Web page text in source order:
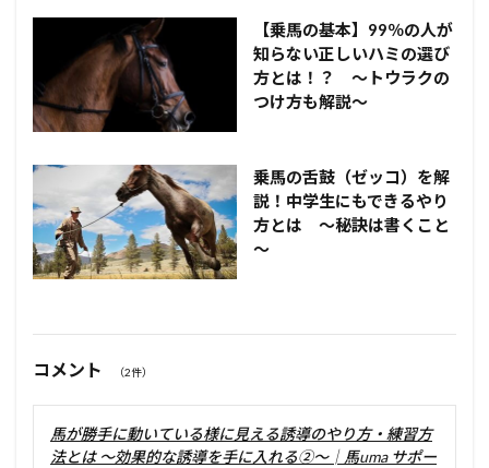
【乗馬の基本】99％の人が
知らない正しいハミの選び
方とは！？ ～トウラクの
つけ方も解説～
乗馬の舌鼓（ゼッコ）を解
説！中学生にもできるやり
方とは ～秘訣は書くこと
～
コメント （2件）
馬が勝手に動いている様に見える誘導のやり方・練習方
法とは ～効果的な誘導を手に入れる②～│馬uma サポー